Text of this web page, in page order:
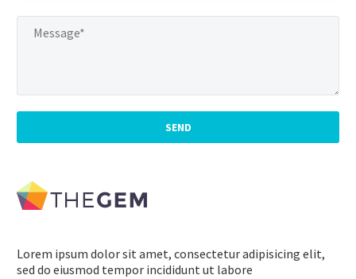
Lorem ipsum dolor sit amet, consectetur adipisicing elit,
sed do eiusmod tempor incididunt ut labore